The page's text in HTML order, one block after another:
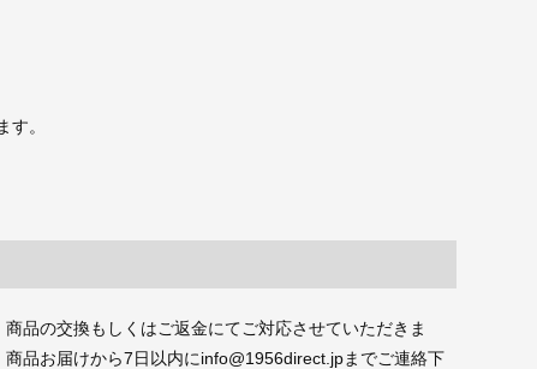
。
品の交換もしくはご返金にてご対応させていただきま
品お届けから7日以内にinfo@1956direct.jpまでご連絡下